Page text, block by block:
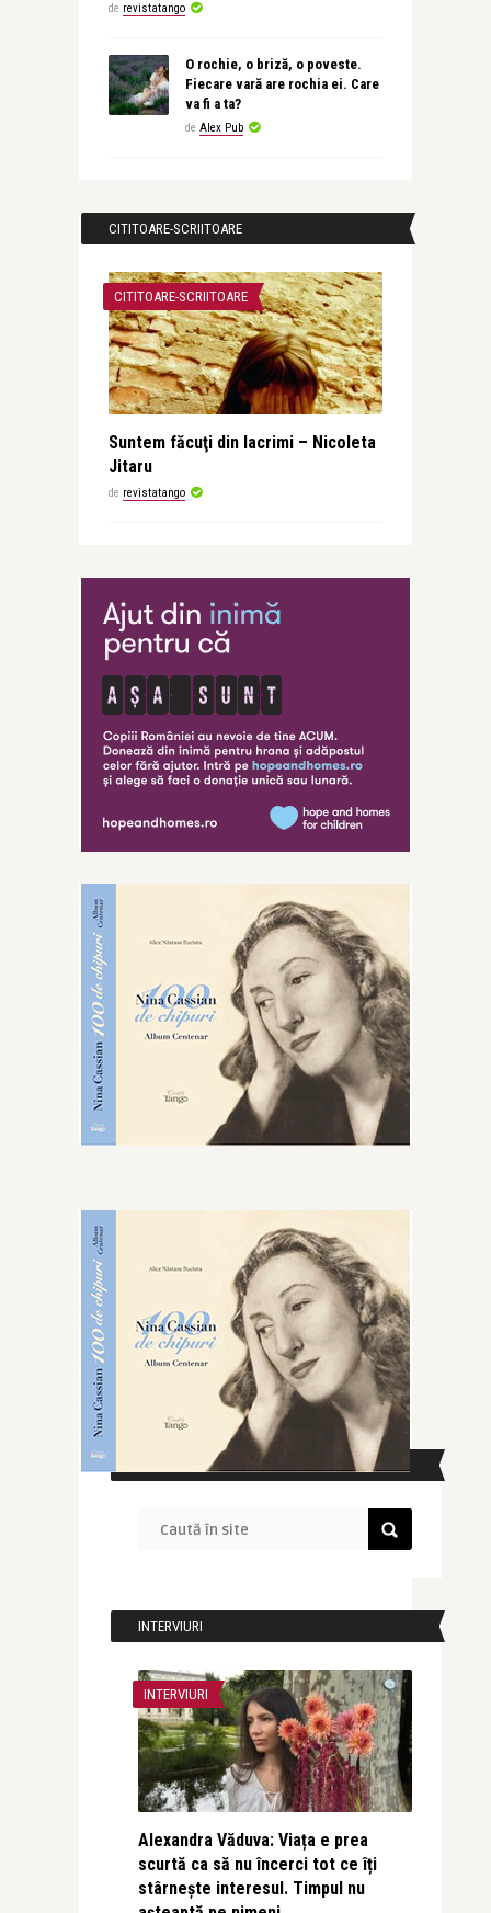
de revistatango
O rochie, o briză, o poveste.
Fiecare vară are rochia ei. Care
va fi a ta?
de Alex Pub
CITITOARE-SCRIITOARE
CITITOARE-SCRIITOARE
Suntem făcuţi din lacrimi – Nicoleta
Jitaru
de revistatango
CAUTĂ ÎN SITE
INTERVIURI
INTERVIURI
Alexandra Văduva: Viața e prea
scurtă ca să nu încerci tot ce îți
stârnește interesul. Timpul nu